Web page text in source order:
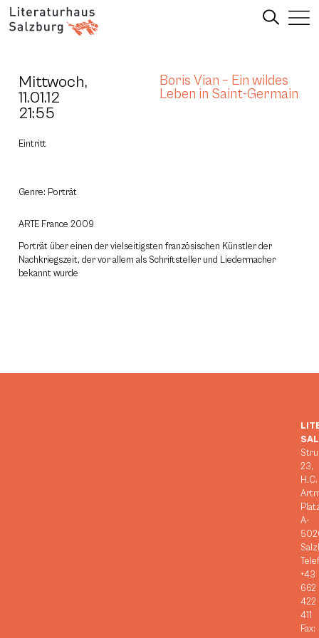
Mittwoch,
11.01.12
21:55
Boris Vian – Ein wildes
Leben in Saint-Germain
Eintritt
Genre: Porträt
ARTE France 2009
Porträt über einen der vielseitigsten französischen Künstler der
Nachkriegszeit, der vor allem als Schriftsteller und Liedermacher
bekannt wurde
23,
H.C.
A-
+43
662
422
411
Fax: